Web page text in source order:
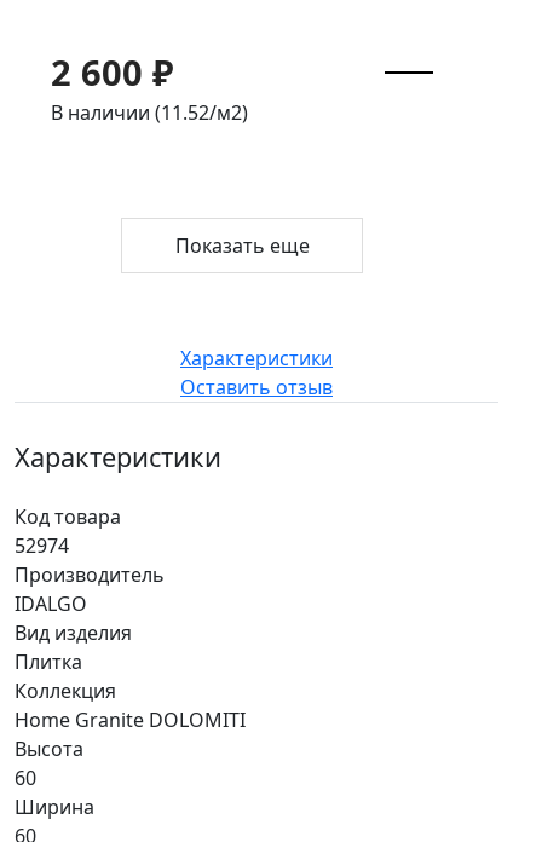
2 600 ₽
В наличии (11.52/м2)
Показать еще
Характеристики
Оставить отзыв
Характеристики
Код товара
52974
Производитель
IDALGO
Вид изделия
Плитка
Коллекция
Home Granite DOLOMITI
Высота
60
Ширина
60